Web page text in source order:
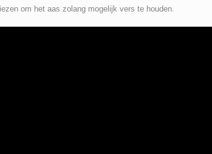
om het aas zolang mogelijk vers te houden.